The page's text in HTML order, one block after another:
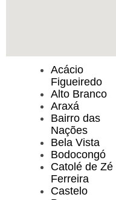
Acácio
Figueiredo
Alto Branco
Araxá
Bairro das
Nações
Bela Vista
Bodocongó
Catolé de Zé
Ferreira
Castelo